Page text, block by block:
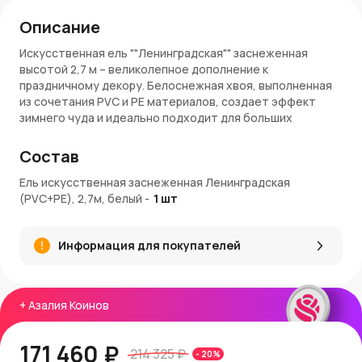
+ Азалия Коинов
171 460 ₽ 214 325 ₽ - 20%
Описание
Искусственная ель ""Ленинградская"" заснеженная
высотой 2,7 м – великолепное дополнение к
праздничному декору. Белоснежная хвоя, выполненная
из сочетания PVC и PE материалов, создает эффект
зимнего чуда и идеально подходит для больших
Характеристики
Высота: 2,7 м.
Материал хвои:Комбинация PVC и PE.
Конструкция:
Разборная с металлической
подставкой.
Особенности
Эффект заснеженности:Реалистичный вид зимней
Комбинация материалов:PE придает естественный
Состав
Ель искусственная заснеженная Ленинградская
(PVC+PE), 2,7м, белый - 1 шт
Информация для покупателей